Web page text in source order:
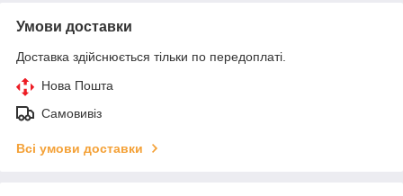
Умови доставки
Доставка здійснюється тільки по передоплаті.
Нова Пошта
Самовивіз
Всі умови доставки